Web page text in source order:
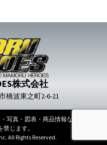
株式会社
橋波東之町2-6-21
写真・図表・商品情報などの無断
じます。
All Rights Reserved.